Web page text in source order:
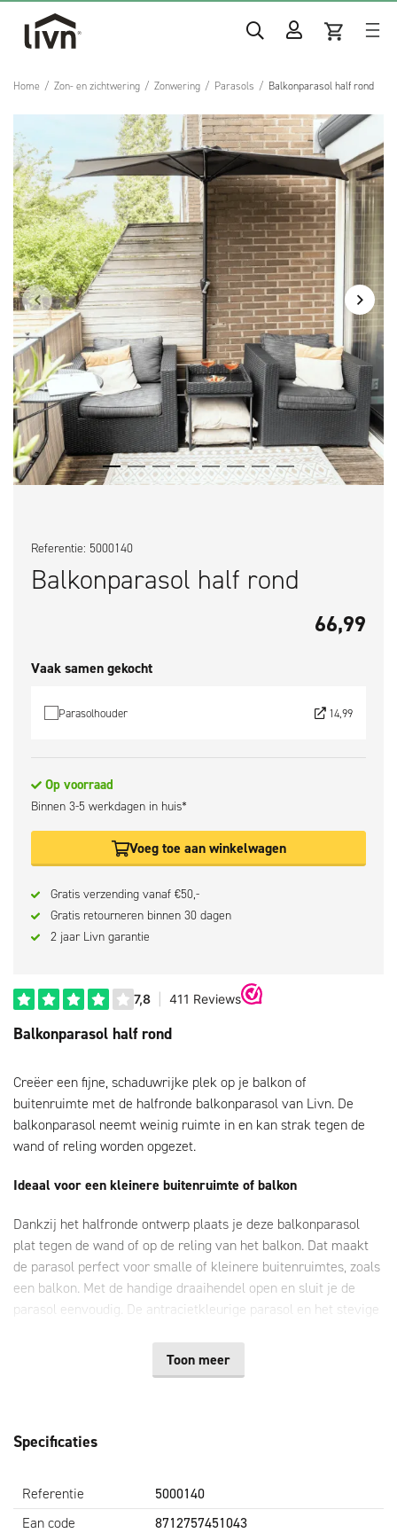
Home / Zon- en zichtwering / Zonwering / Parasols / Balkonparasol half rond
Referentie: 5000140
Balkonparasol half rond
66,99
Vaak samen gekocht
Parasolhouder 14,99
Op voorraad
Binnen 3-5 werkdagen in huis*
Voeg toe aan winkelwagen
Gratis verzending vanaf €50,-
Gratis retourneren binnen 30 dagen
2 jaar Livn garantie
Balkonparasol half rond
Creëer een fijne, schaduwrijke plek op je balkon of
buitenruimte met de halfronde balkonparasol van Livn. De
balkonparasol neemt weinig ruimte in en kan strak tegen de
wand of reling worden opgezet.
Ideaal voor een kleinere buitenruimte of balkon
Dankzij het halfronde ontwerp plaats je deze balkonparasol
plat tegen de wand of op de reling van het balkon. Dat maakt
de parasol perfect voor smalle of kleinere buitenruimtes, zoals
een balkon. Met de handige draaihendel open en sluit je de
parasol eenvoudig. De antracietkleurige parasol en het stevige
bieden een goede bescherming tegen de zon.
Hoogte: 235 cm
Materiaal doek: polyester
Inclusief draaimechanisme met draaihendel
Toon meer
Specificaties
Referentie
5000140
Ean code
8712757451043